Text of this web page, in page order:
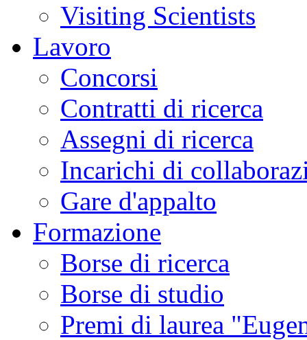
Visiting Scientists
Lavoro
Concorsi
Contratti di ricerca
Assegni di ricerca
Incarichi di
Gare d'appalto
Formazione
Borse di ricerca
Borse di studio
Premi di laurea